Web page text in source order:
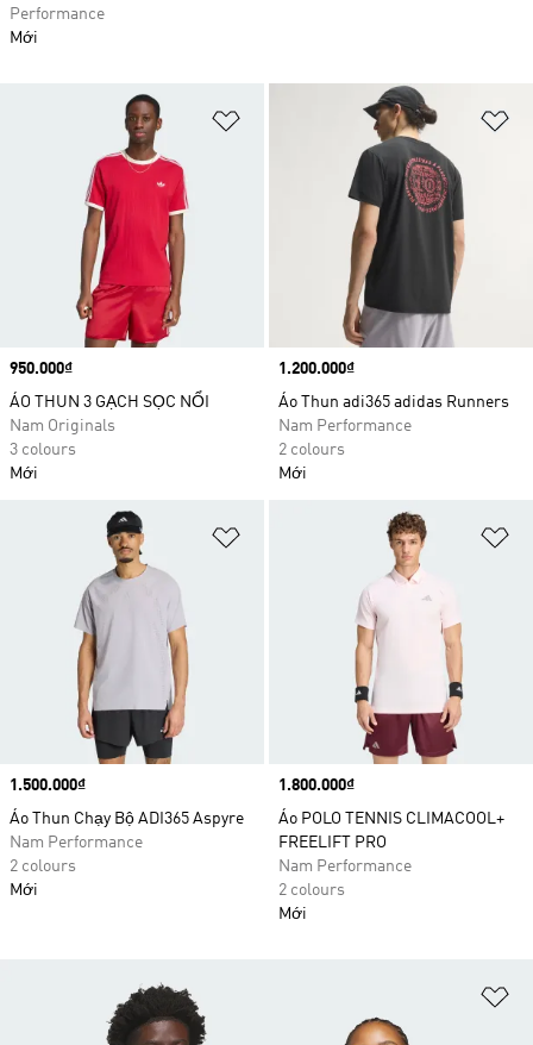
Add to Wishlist
Price
950.000₫
ÁO THUN 3 GẠCH SỌC NỔI
Nam Originals
3 colours
Mới
Price
1.200.000₫
Áo Thun adi365 adidas Runners
Nam Performance
2 colours
Mới
Price
1.500.000₫
Áo Thun Chạy Bộ ADI365 Aspyre
Nam Performance
2 colours
Mới
Price
1.800.000₫
Áo POLO TENNIS CLIMACOOL+
FREELIFT PRO
Nam Performance
2 colours
Mới
Performance
Mới